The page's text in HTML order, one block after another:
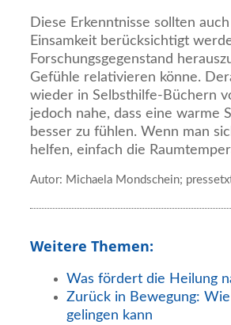
Diese Erkenntnisse sollten
Einsamkeit berücksichtigt
Forschungsgegenstand
Gefühle relativieren könne.
wieder in Selbsthilfe-Büchern
jedoch nahe, dass eine warme
besser zu fühlen. Wenn man
helfen, einfach die
Autor: Michaela Mondschein;
Weitere Themen:
Was fördert die Heilung
Zurück in Bewegung:
gelingen kann